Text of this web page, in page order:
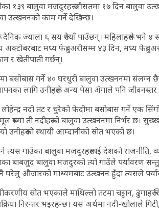
१३९ बालुवा मजदुरहरू औसतमा १७ दिन बालुवा
उत्खननको काम गर्ने देखिन्छ।
दैनिक ज्याला ६ सय रूपैयाँ पाउँछन्। महिलाहरूले भने ४
अक्टोबरबाट मध्य फेब्रुअरीसम्म ४३ दिन, मध्य
र खेतीपाती गर्छन्।
बसोबास गर्ने ४० घरधुरी बालुवा उत्खननमा
लागि उनीहरूले अन्य पेसा अँगाले पनि जीवनस्तर
लोहेन्द्र नदी तट र चुरेको फेदीमा बसोबास गर्ने एक
रूपमा ती नदीहरूको बालुवा उत्खननमा निर्भर छ।
उनीहरूको स्थायी आम्दानीको स्रोत भएको छ।
त्यस गाउँका बालुवा मजदुरहरूलाई देशको
बाबजुद बालुवा मजदुरको त्यो गाउँले पर्यावरण
घरेलु औजारको माध्यमबाट उत्खनन हुँदा त्यसले
स्रोत भएकाले माथिल्लो तटमा चट्टान, ढुंगाहरू
निरन्तर भइरहन्छ। यस अर्थमा नदी-खोलाले